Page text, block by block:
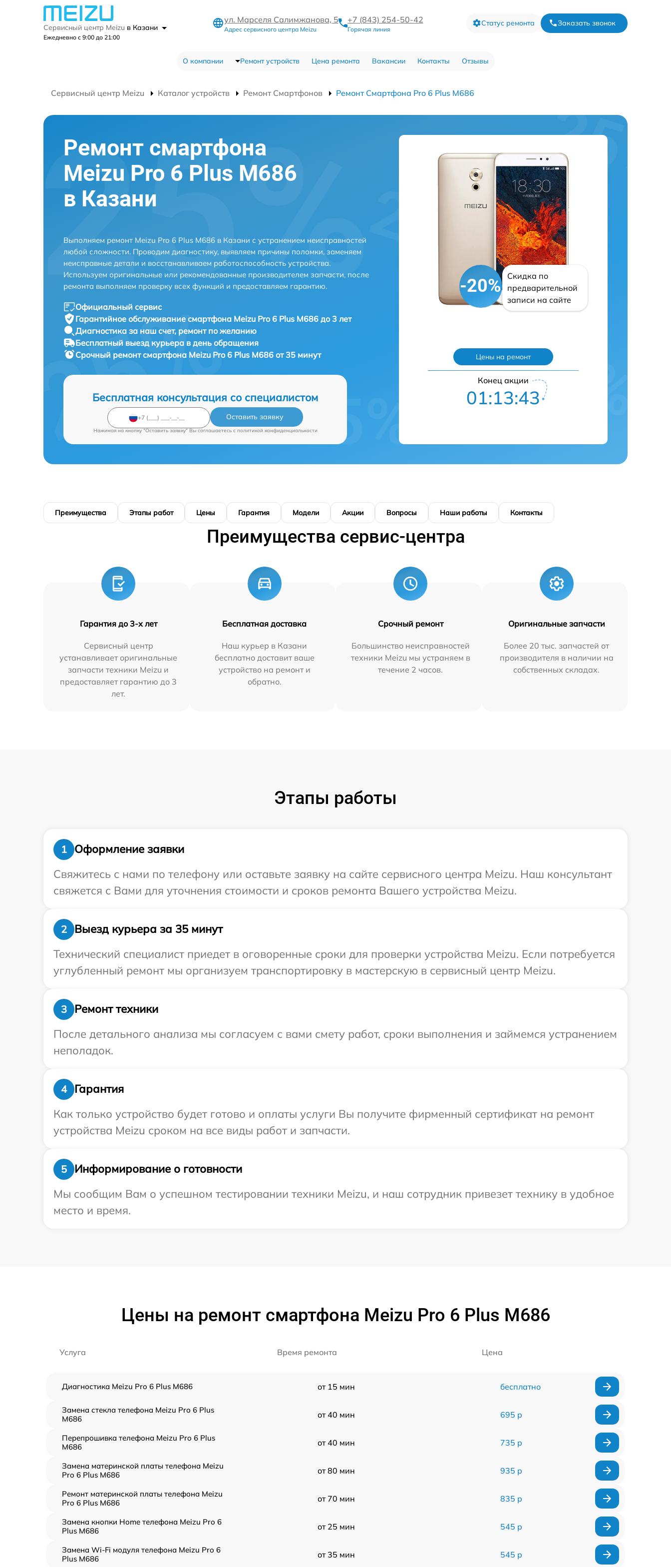
Сервисный центр Meizu в Казани
Ежедневно с 9:00 до 21:00
ул. Марселя Салимжанова, 5
Адрес сервисного центра Meizu
+7 (843) 254-50-42
Горячая линия
Статус ремонта Заказать звонок
О компании Ремонт устройств Цена ремонта Вакансии Контакты Отзывы
Сервисный центр Meizu Каталог устройств Ремонт Смартфонов Ремонт Смартфона Pro 6 Plus M686
Ремонт смартфона
Meizu Pro 6 Plus M686
в Казани
Выполняем ремонт Meizu Pro 6 Plus M686 в Казани с устранением неисправностей
любой сложности. Проводим диагностику, выявляем причины поломки, заменяем
неисправные детали и восстанавливаем работоспособность устройства.
Используем оригинальные или рекомендованные производителем запчасти, после
ремонта выполняем проверку всех функций и предоставляем гарантию.
Официальный сервис
Гарантийное обслуживание смартфона Meizu Pro 6 Plus M686 до 3 лет
Диагностика за наш счет, ремонт по желанию
Бесплатный выезд курьера в день обращения
Срочный ремонтсмартфона Meizu Pro 6 Plus M686 от 35 минут
Бесплатная консультация со специалистом
Оставить заявку
Нажимая на кнопку "Оставить заявку" Вы соглашаетесь c политикой конфиденциальности
-20%
Скидка по
предварительной
записи на сайте
Цены на ремонт
Конец акции
01:13:42
Преимущества Этапы работ Цены Гарантия Модели Акции Вопросы Наши работы Контакты
Преимущества сервис-центра
Гарантия до 3-х лет
Сервисный центр
устанавливает оригинальные
запчасти техники Meizu и
предоставляет гарантию до 3
лет.
Бесплатная доставка
Наш курьер в Казани
бесплатно доставит ваше
устройство на ремонт и
обратно.
Срочный ремонт
Большинство неисправностей
техники Meizu мы устраняем в
течение 2 часов.
Оригинальные запчасти
Более 20 тыс. запчастей от
производителя в наличии на
собственных складах.
Этапы работы
1
Оформление заявки
Свяжитесь с нами по телефону или оставьте заявку на сайте сервисного центра Meizu. Наш консультант
свяжется с Вами для уточнения стоимости и сроков ремонта Вашего устройства Meizu.
2
Выезд курьера за 35 минут
Технический специалист приедет в оговоренные сроки для проверки устройства Meizu. Если потребуется
углубленный ремонт мы организуем транспортировку в мастерскую в сервисный центр Meizu.
3
Ремонт техники
После детального анализа мы согласуем с вами смету работ, сроки выполнения и займемся устранением
неполадок.
4
Гарантия
Как только устройство будет готово и оплаты услуги Вы получите фирменный сертификат на ремонт
устройства Meizu сроком на все виды работ и запчасти.
5
Информирование о готовности
Мы сообщим Вам о успешном тестировании техники Meizu, и наш сотрудник привезет технику в удобное
место и время.
Цены на ремонт смартфона Meizu Pro 6 Plus M686
Услуга Время ремонта Цена
Диагностика Meizu Pro 6 Plus M686 от 15 мин бесплатно
Замена стекла телефона Meizu Pro 6 Plus
M686
от 40 мин 695 р
Перепрошивка телефона Meizu Pro 6 Plus
M686
от 40 мин 735 р
Замена материнской платы телефона Meizu
Pro 6 Plus M686
от 80 мин 935 р
Ремонт материнской платы телефона Meizu
Pro 6 Plus M686
от 70 мин 835 р
Замена кнопки Home телефона Meizu Pro 6
Plus M686
от 25 мин 545 р
Замена Wi-Fi модуля телефона Meizu Pro 6
Plus M686
от 35 мин 545 р